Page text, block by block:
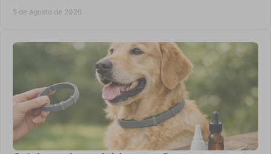
5 de agosto de 2026